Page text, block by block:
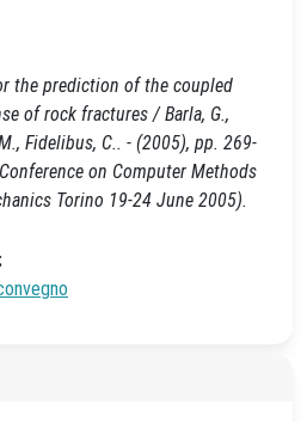
the prediction of the coupled
of rock fractures / Barla, G.,
Fidelibus, C.. - (2005), pp. 269-
on Computer Methods
Torino 19-24 June 2005).